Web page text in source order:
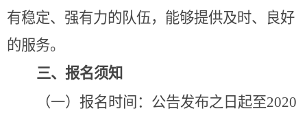
有稳定、强有力的队伍，能够提供及时、良好
的服务。
三、报名须知
（一）报名时间：公告发布之日起至2020